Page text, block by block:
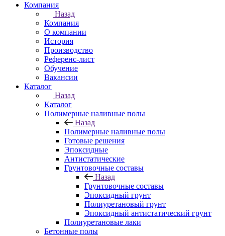
Компания
Назад
Компания
О компании
История
Производство
Референс-лист
Обучение
Вакансии
Каталог
Назад
Каталог
Полимерные наливные полы
Назад
Полимерные наливные полы
Готовые решения
Эпоксидные
Антистатические
Грунтовочные составы
Назад
Грунтовочные составы
Эпоксидный грунт
Полиуретановый грунт
Эпоксидный антистатический грунт
Полиуретановые лаки
Бетонные полы